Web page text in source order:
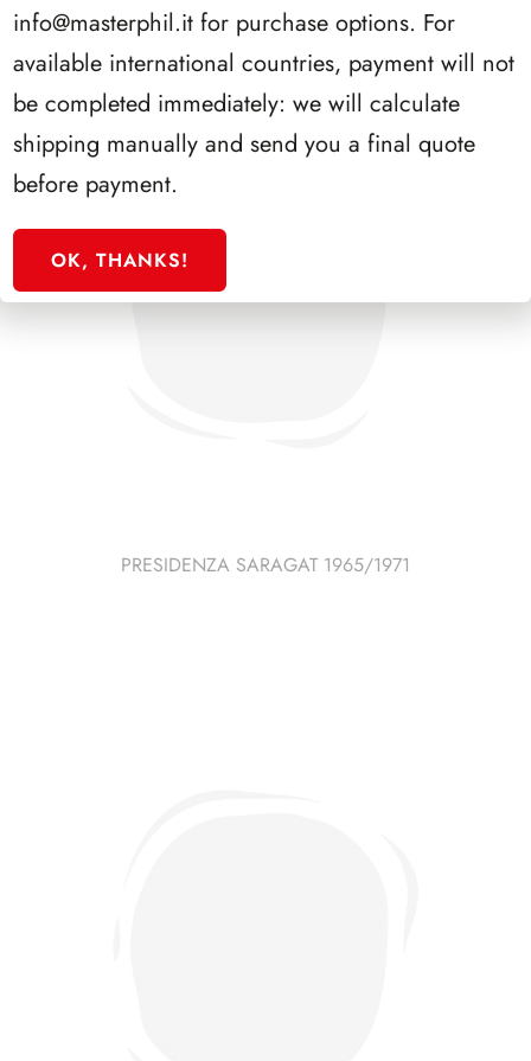
PRESIDENZA SARAGAT 1965/1971
info@masterphil.it for purchase options. For
available international countries, payment will not
be completed immediately: we will calculate
shipping manually and send you a final quote
before payment.
OK, THANKS!